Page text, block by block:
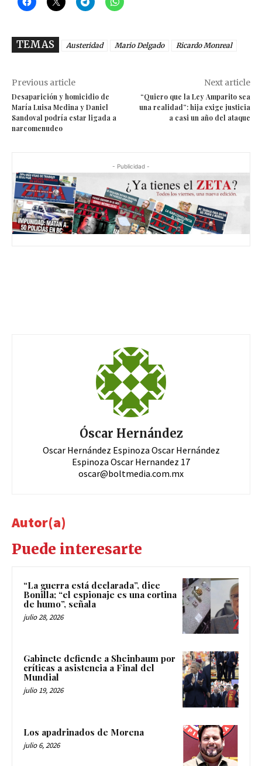
TEMAS
Previous article
Desaparición y homicidio de
María Luisa Medina y Daniel
Sandoval podría estar ligada a
narcomenudeo
Next article
una realidad”: hija exige justicia
a casi un año del ataque
Óscar Hernández
Oscar Hernández Espinoza Oscar Hernández
Espinoza Oscar Hernandez 17
oscar@boltmedia.com.mx
Autor(a)
Puede interesarte
“La guerra está declarada”, dice
Bonilla; “el espionaje es una cortina
de humo”, señala
Gabinete defiende a Sheinbaum por
críticas a asistencia a Final del
Mundial
julio 19, 2026
Los apadrinados de Morena
julio 6, 2026